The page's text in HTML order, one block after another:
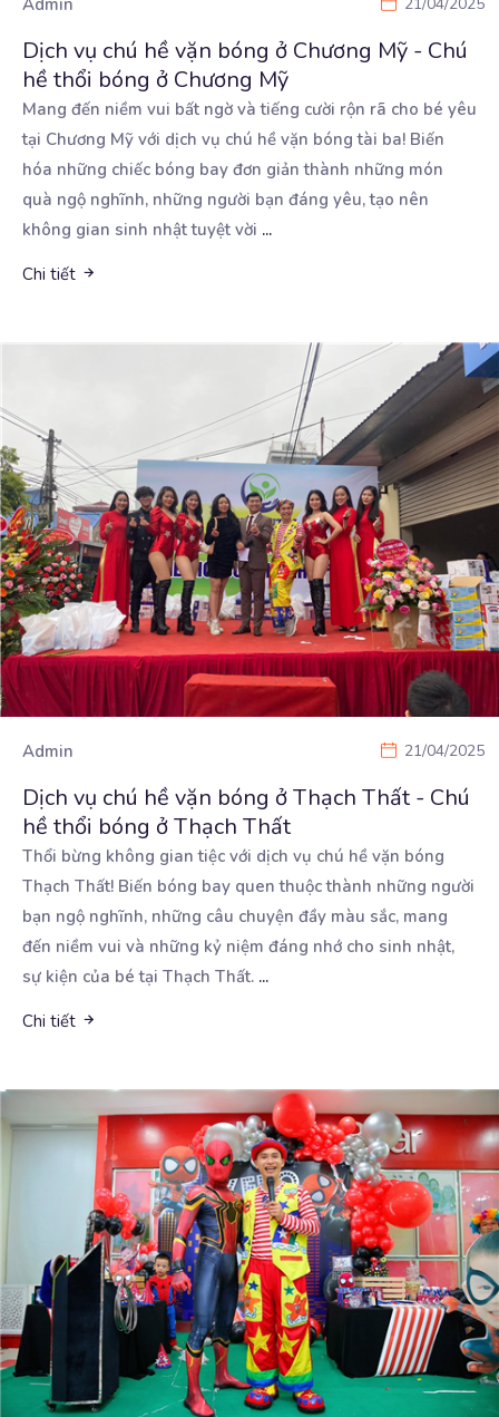
Dịch vụ chú hề vặn bóng ở Chương Mỹ - Chú
hề thổi bóng ở Chương Mỹ
Mang đến niềm vui bất ngờ và tiếng cười rộn rã cho bé yêu
tại Chương Mỹ với dịch vụ chú hề vặn bóng tài ba! Biến
hóa những chiếc bóng bay đơn giản thành những món
quà ngộ nghĩnh, những người bạn đáng yêu, tạo nên
không gian sinh nhật tuyệt vời ...
Chi tiết
Admin 21/04/2025
Dịch vụ chú hề vặn bóng ở Thạch Thất - Chú
hề thổi bóng ở Thạch Thất
Thổi bừng không gian tiệc với dịch vụ chú hề vặn bóng
Thạch Thất! Biến bóng bay quen thuộc thành những người
bạn ngộ nghĩnh, những câu chuyện đầy màu sắc, mang
đến niềm vui và những kỷ niệm đáng nhớ cho sinh nhật,
sự kiện của bé tại Thạch Thất. ...
Chi tiết